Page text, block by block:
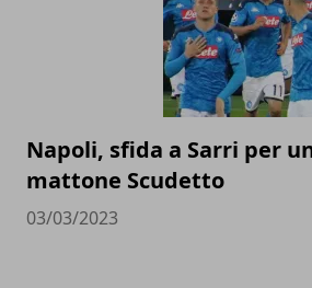
Napoli, sfida a Sarri per
mattone Scudetto
03/03/2023